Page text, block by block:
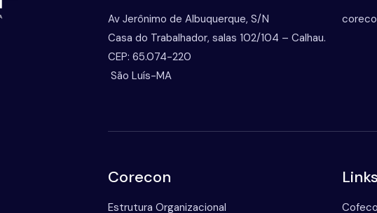
Av Jerônimo de Albuquerque, S/N
Casa do Trabalhador, salas 102/104 – Calhau.
CEP: 65.074-220
São Luís-MA
Corecon
Estrutura Organizacional